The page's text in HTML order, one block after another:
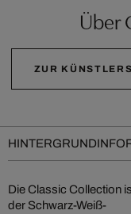
Über
ZUR
Die Classic Collection
der Schwarz-Weiß-